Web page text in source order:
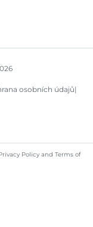
osobních údajů|
Policy and Terms of